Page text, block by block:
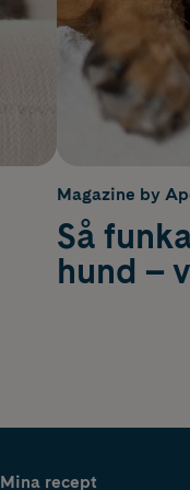
Magazine by
Så
hund –
Mina recept